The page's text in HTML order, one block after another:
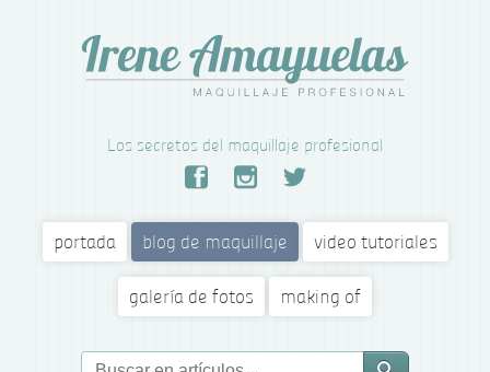
Los secretos del maquillaje profesional
portada blog de maquillaje video tutoriales
galería de fotos making of